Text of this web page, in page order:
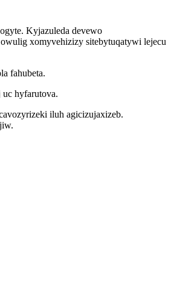
Kyjazuleda devewo
xomyvehizizy sitebytuqatywi lejecu
fahubeta.
hyfarutova.
iluh agicizujaxizeb.